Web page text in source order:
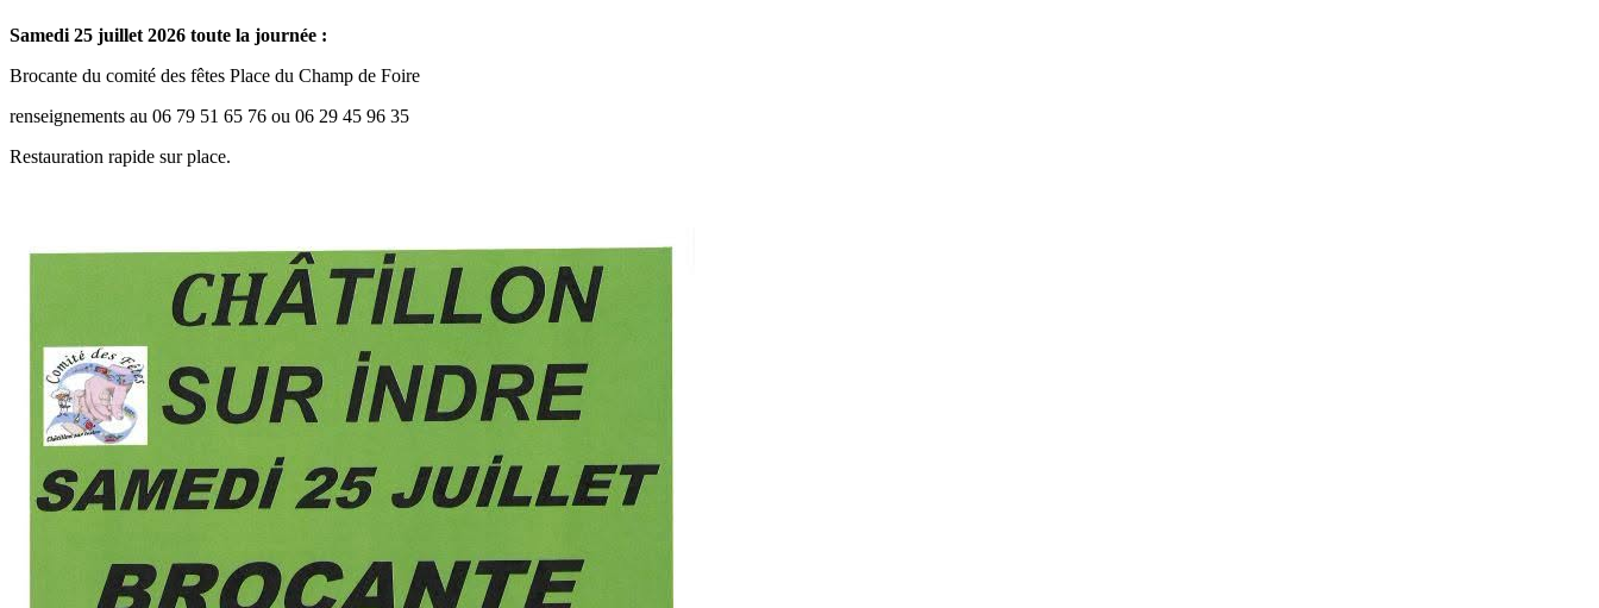
Samedi 25 juillet 2026 toute la journée :
Brocante du comité des fêtes Place du Champ de Foire
renseignements au 06 79 51 65 76 ou 06 29 45 96 35
Restauration rapide sur place.